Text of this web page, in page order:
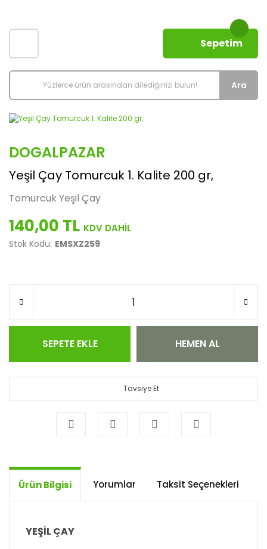
Ara
Sepetim
DOGALPAZAR
Yeşil Çay Tomurcuk 1. Kalite 200 gr,
Tomurcuk Yeşil Çay
140,00 TL
Stok Kodu: EMSXZ259
SEPETE EKLE HEMEN AL
Tavsiye Et
Ürün Bilgisi Yorumlar Taksit Seçenekleri
YEŞİL ÇAY